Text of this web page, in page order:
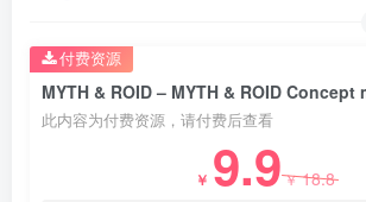
此内容为付费资源，请付费后查看
￥ 9.9￥18.8
付费资源